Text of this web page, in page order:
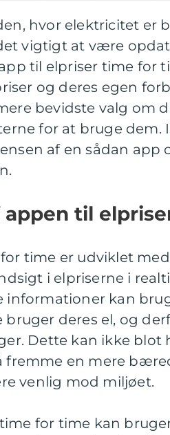
hvor elektricitet er
vigtigt at være
til elpriser time for
og deres egen
bevidste valg om
for at bruge dem.
af en sådan app
til
time er udviklet
i elpriserne i
kan
deres el, og
Dette kan ikke
fremme en mere
venlig mod miljøet.
for time kan